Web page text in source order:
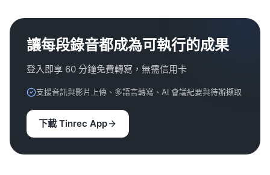
讓每段錄音都成為可執行的成果
登入即享 60 分鐘免費轉寫，無需信用卡
支援音訊與影片上傳、多語言轉寫、AI 會議紀要與待辦擷取
下載 Tinrec App